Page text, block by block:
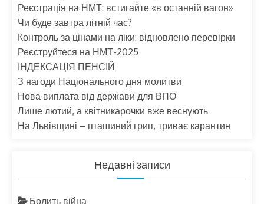
Реєстрація на НМТ: встигайте «в останній вагон»
Чи буде завтра літній час?
Контроль за цінами на ліки: відновлено перевірки
Реєструйтеся на НМТ-2025
ІНДЕКСАЦІЯ ПЕНСІЙ
З нагоди Національного дня молитви
Нова виплата від держави для ВПО
Лише лютий, а квітникарочки вже веснують
На Львівщині – пташиний грип, триває карантин
Недавні записи
Болить війна